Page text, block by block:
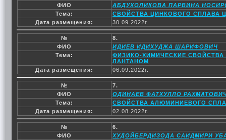
ФИО
АБДУХОЛИКОВА ПАРВИНА
Тема:
СВОЙСТВА ЦИНКОВОГО СПЛАВА
Дата размещения:
30.09.2022г.
№
8.
ФИО
ИДИЕВ ИДИХУДЖА ШАРИФОВИЧ
Тема:
ФИЗИКО-ХИМИЧЕСКИЕ СВОЙСТВА
ЛАНТАНОМ
Дата размещения:
06.09.2022г.
№
7.
ФИО
ОДИНАЕВ ФАТХУЛЛО
Тема:
СВОЙСТВА АЛЮМИНИЕВОГО
Дата размещения:
02.08.2022г.
№
6.
ФИО
ХУДОЙБЕРДИЗОДА САИДМИРИ